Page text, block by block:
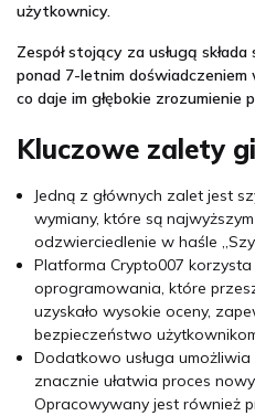
użytkownicy.
Zespół stojący za usługą
ponad 7-letnim
co daje im głębokie
Kluczowe zalety
Jedną z głównych zalet jest
wymiany, które są
odzwierciedlenie w haśle
Platforma Crypto007
oprogramowania, które
uzyskało wysokie oceny,
bezpieczeństwo
Dodatkowo usługa
znacznie ułatwia proces
Opracowywany jest również